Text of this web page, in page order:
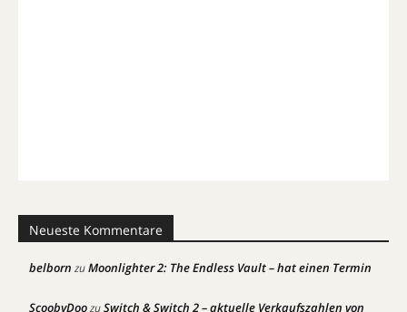
Neueste Kommentare
belborn zuMoonlighter 2: The Endless Vault – hat einen Termin
ScoobyDoozuSwitch & Switch 2 – aktuelle Verkaufszahlen von